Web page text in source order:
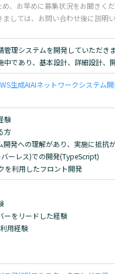
、お早めに募集状況をお聞きくだ
しては、お問い合わせ後に説明い
理システムを開発していただきま
であり、基本設計、詳細設計、
生成AIAIネットワークシステム
験
方
発への理解があり、実施に抵抗
ーレス)での開発(TypeScript)
を利用したフロント開発
ーをリードした経験
用経験